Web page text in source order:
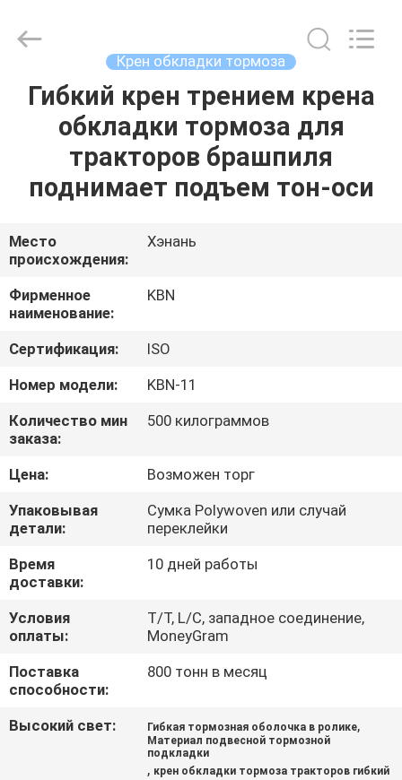
ДОМ
ПРОДУКТЫ
НАС
ПУТЕШЕСТВИЕ
ФАБРИКИ
ПРОВЕРКА
КАЧЕСТВА
СВЯЖИТЕСЬ
МЫ
СПРОСИТЕ
ЦИТАТУ
КАРТА
САЙТА
PRIVACY
Reserved.
Крен обкладки тормоза
Гибкий крен трением крена
обкладки тормоза для
тракторов брашпиля
поднимает подъем тон-оси
Место
происхождения:
Хэнань
Фирменное
наименование:
KBN
Сертификация:
ISO
Номер модели:
KBN-11
Количество мин
заказа:
500 килограммов
Цена:
Возможен торг
Упаковывая
детали:
Сумка Polywoven или случай
переклейки
Время
доставки:
10 дней работы
Условия
оплаты:
T/T, L/C, западное соединение,
MoneyGram
Поставка
способности:
800 тонн в месяц
Высокий свет: Гибкая тормозная оболочка в ролике,
Материал подвесной тормозной
подкладки
, крен обкладки тормоза тракторов гибкий